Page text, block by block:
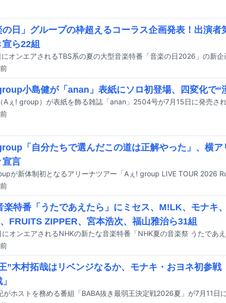
の日」グループの枠超えるコーラス企画発表！出演者
ら22組
前
小島健が「anan」表紙にソロ初登場、四変化で“
Aぇ! group）が表紙を飾る雑誌「anan」2504号が7月15日に発売され
前
「自分たちで選んだこの道は正解やった」、横ア
宣言
前
楽特番「うたであえたら」にミセス、M!LK、モナキ
FRUITS ZIPPER、宮本浩次、福山雅治ら31組
前
”木村拓哉はリベンジなるか、モナキ・おヨネ初参